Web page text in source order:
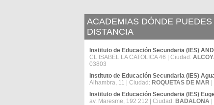
ACADEMIAS DÓNDE
DISTANCIA
Instituto de Educación Secundaria (IES)
CL ISABEL LA CATOLICA 46 | Ciudad:
03803
Instituto de Educación Secundaria (IES)
Alhambra, 11 | Ciudad: ROQUETAS DE MAR
Instituto de Educación Secundaria (IES)
av. Maresme, 192 212 | Ciudad: BADALONA